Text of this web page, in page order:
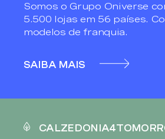
Somos o Grupo Oniverse
5.500 lojas em 56 países.
modelos de franquia.
SAIBA MAIS